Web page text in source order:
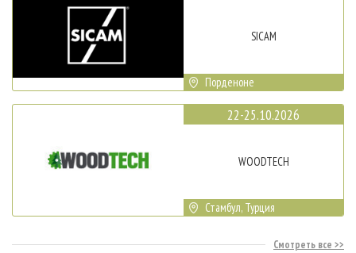
SICAM
Порденоне
22-25.10.2026
WOODTECH
Стамбул, Турция
Смотреть все